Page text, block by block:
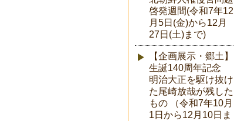
啓発週間(令和7年12
月5日(金)から12月
27日(土)まで)
【企画展示・郷土】
生誕140周年記念
明治大正を駆け抜け
た尾崎放哉が残した
もの （令和7年10月
1日から12月10日ま